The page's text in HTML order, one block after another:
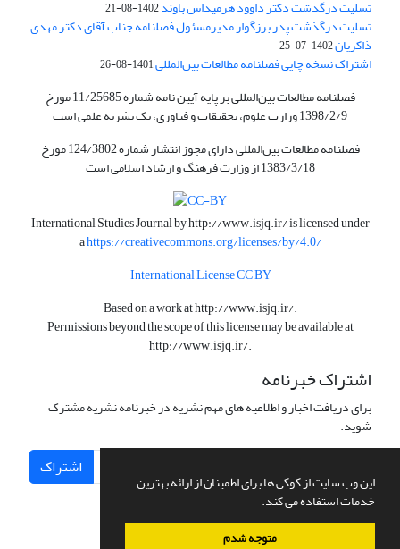
این وب سایت از کوکی ها برای اطمینان از ارائه بهترین
خدمات استفاده می کند.
متوجه شدم
تسلیت درگذشت دکتر داوود هرمیداس باوند1402-08-21
تسلیت درگذشت پدر برزگوار مدیرمسئول فصلنامه جناب آقای دکتر مهدی
ذاکریان1402-07-25
اشتراک نسخه چاپی فصلنامه مطالعات بین‌المللی1401-08-26
فصلنامه مطالعات بین‌المللی بر پایه آیین نامه شماره 11/25685 مورخ
1398/2/9 وزارت علوم، تحقیقات و فناوری، یک نشریه علمی است
فصلنامه مطالعات بین‌المللی دارای مجوز انتشار شماره 124/3802 مورخ
1383/3/18 از وزارت فرهنگ و ارشاد اسلامی است
International Studies Journal byhttp://www.isjq.ir/is licensed under
ahttps://creativecommons.org/licenses/by/4.0/
International License CC BY
Based on a work athttp://www.isjq.ir/.
Permissions beyond the scope of this license may be available at
http://www.isjq.ir/.
اشتراک خبرنامه
برای دریافت اخبار و اطلاعیه های مهم نشریه در خبرنامه نشریه مشترک
شوید.
اشتراک